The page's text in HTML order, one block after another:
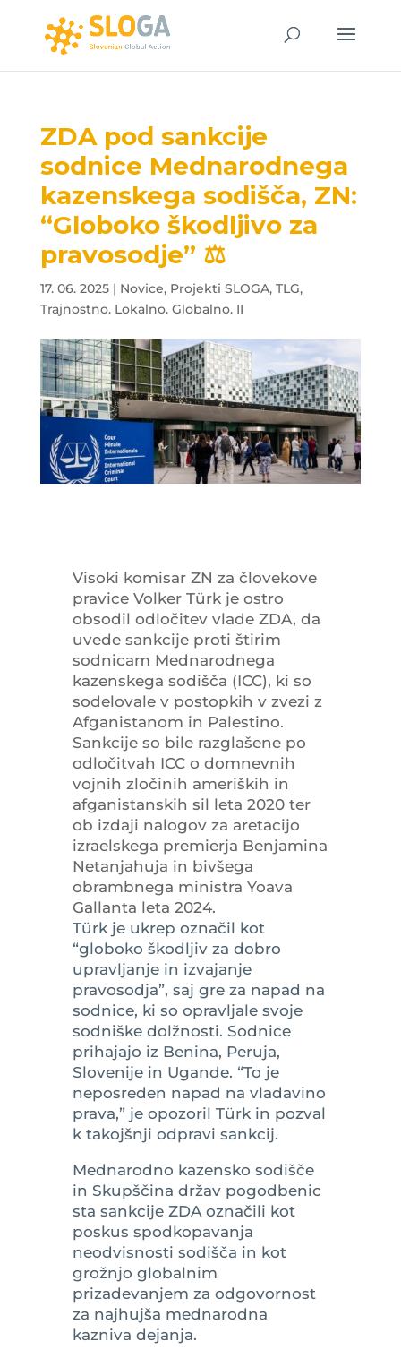
ZDA pod sankcije
sodnice Mednarodnega
kazenskega sodišča, ZN:
“Globoko škodljivo za
pravosodje” ⚖️
17. 06. 2025| Novice, Projekti SLOGA, TLG,
Trajnostno. Lokalno. Globalno. II
Visoki komisar ZN za človekove
pravice Volker Türk je ostro
obsodil odločitev vlade ZDA, da
uvede sankcije proti štirim
sodnicam Mednarodnega
kazenskega sodišča (ICC), ki so
sodelovale v postopkih v zvezi z
Afganistanom in Palestino.
Sankcije so bile razglašene po
odločitvah ICC o domnevnih
vojnih zločinih ameriških in
afganistanskih sil leta 2020 ter
ob izdaji nalogov za aretacijo
izraelskega premierja Benjamina
Netanjahuja in bivšega
obrambnega ministra Yoava
Gallanta leta 2024.
Türk je ukrep označil kot
“globoko škodljiv za dobro
upravljanje in izvajanje
pravosodja”, saj gre za napad na
sodnice, ki so opravljale svoje
sodniške dolžnosti. Sodnice
prihajajo iz Benina, Peruja,
Slovenije in Ugande. “To je
neposreden napad na vladavino
prava,” je opozoril Türk in pozval
k takojšnji odpravi sankcij.
Mednarodno kazensko sodišče
in Skupščina držav pogodbenic
sta sankcije ZDA označili kot
poskus spodkopavanja
neodvisnosti sodišča in kot
grožnjo globalnim
prizadevanjem za odgovornost
za najhujša mednarodna
kazniva dejanja.